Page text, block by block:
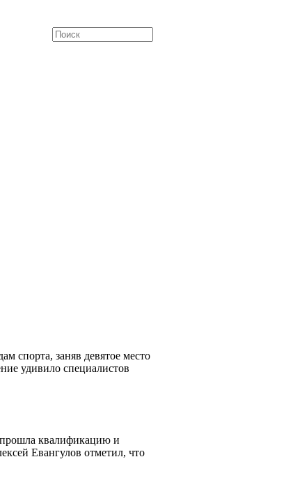
спорта, заняв девятое место
удивило специалистов
квалификацию и
Евангулов отметил, что